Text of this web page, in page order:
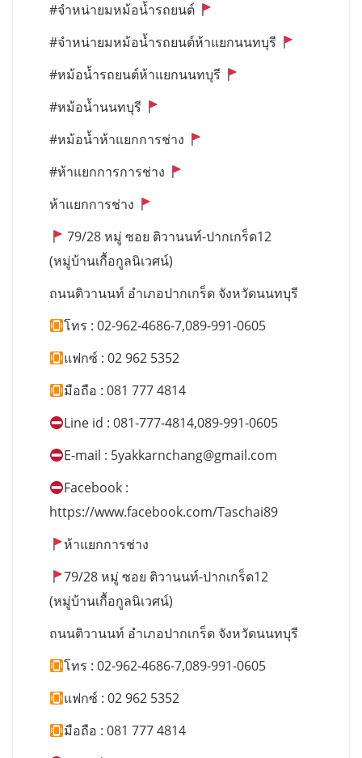
#จำหน่ายมหม้อน้ำรถยนต์
#จำหน่ายมหม้อน้ำรถยนต์ห้าแยกนนทบุรี
#หม้อน้ำรถยนต์ห้าแยกนนทบุรี
#หม้อน้ำนนทบุรี
#หม้อน้ำห้าแยกการช่าง
#ห้าแยกการการช่าง
ห้าแยกการช่าง
79/28 หมู่ ซอย ติวานนท์-ปากเกร็ด12
(หมู่บ้านเกื้อกูลนิเวศน์)
ถนนติวานนท์ อำเภอปากเกร็ด จังหวัดนนทบุรี
โทร : 02-962-4686-7,089-991-0605
แฟกซ์ : 02 962 5352
มือถือ : 081 777 4814
Line id : 081-777-4814,089-991-0605
E-mail : 5yakkarnchang@gmail.com
Facebook :
https://www.facebook.com/Taschai89
ห้าแยกการช่าง
79/28 หมู่ ซอย ติวานนท์-ปากเกร็ด12
(หมู่บ้านเกื้อกูลนิเวศน์)
ถนนติวานนท์ อำเภอปากเกร็ด จังหวัดนนทบุรี
โทร : 02-962-4686-7,089-991-0605
แฟกซ์ : 02 962 5352
มือถือ : 081 777 4814